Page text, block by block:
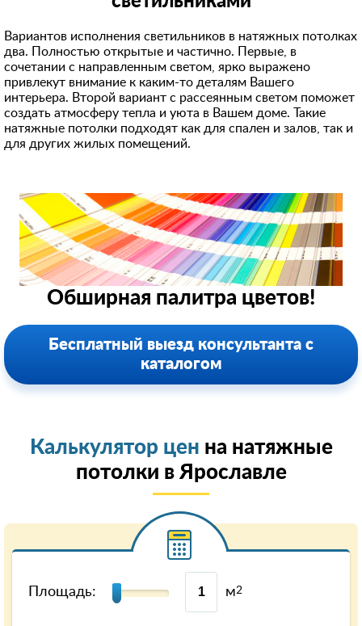
Вариантов исполнения светильников в натяжных потолках
два. Полностью открытые и частично. Первые, в
сочетании с направленным светом, ярко выражено
привлекут внимание к каким-то деталям Вашего
интерьера. Второй вариант с рассеянным светом поможет
создать атмосферу тепла и уюта в Вашем доме. Такие
натяжные потолки подходят как для спален и залов, так и
для других жилых помещений.
Обширная палитра цветов!
Бесплатный выезд консультанта с
каталогом
Калькулятор цен на натяжные
потолки в Ярославле
Площадь: м2